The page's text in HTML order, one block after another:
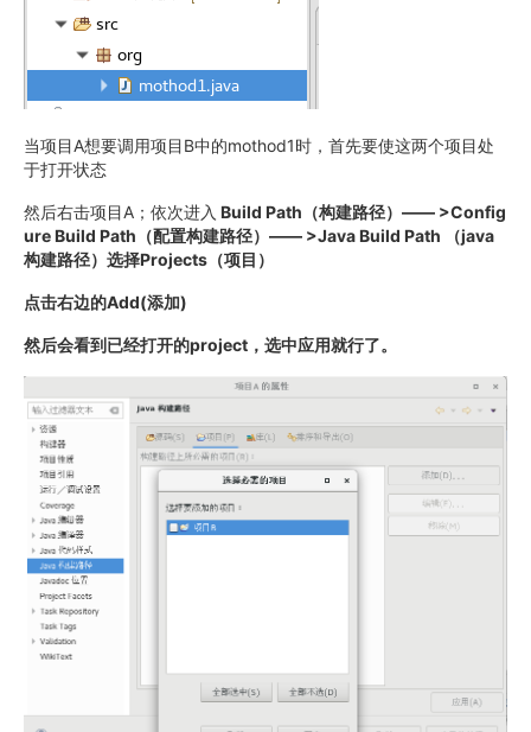
当项目A想要调用项目B中的mothod1时，首先要使这两个项目处
于打开状态
然后右击项目A；依次进入 Build Path（构建路径）—— >Config
ure Build Path（配置构建路径）—— >Java Build Path （java
构建路径）选择Projects（项目）
点击右边的Add(添加)
然后会看到已经打开的project，选中应用就行了。